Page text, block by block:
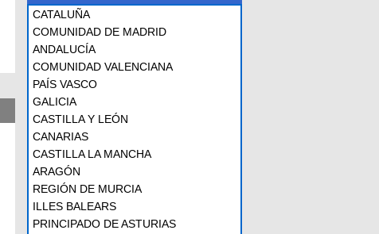
CATALUÑA
COMUNIDAD DE MADRID
ANDALUCÍA
COMUNIDAD VALENCIANA
PAÍS VASCO
GALICIA
CASTILLA Y LEÓN
CANARIAS
CASTILLA LA MANCHA
ARAGÓN
REGIÓN DE MURCIA
ILLES BALEARS
PRINCIPADO DE ASTURIAS